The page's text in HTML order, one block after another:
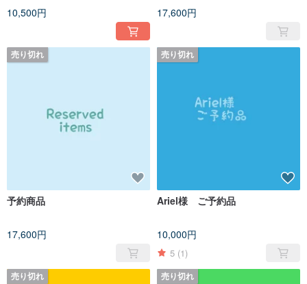
10,500円
17,600円
売り切れ
予約商品
17,600円
売り切れ
Ariel様 ご予約品
10,000円
5 (1)
売り切れ 売り切れ